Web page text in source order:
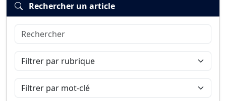
Connexion
Rechercher un article
Rechercher
Filtrer par rubrique
Filtrer par mot-clé